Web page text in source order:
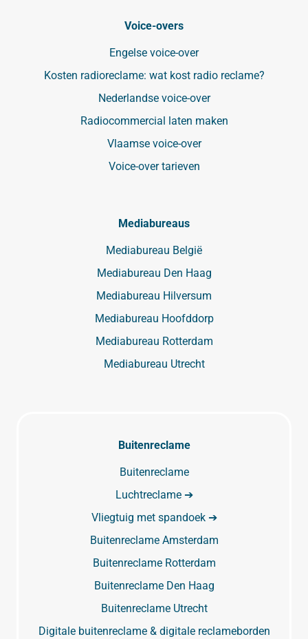
Voice-overs
Engelse voice-over
Kosten radioreclame: wat kost radio reclame?
Nederlandse voice-over
Radiocommercial laten maken
Vlaamse voice-over
Voice-over tarieven
Mediabureaus
Mediabureau België
Mediabureau Den Haag
Mediabureau Hilversum
Mediabureau Hoofddorp
Mediabureau Rotterdam
Mediabureau Utrecht
Buitenreclame
Buitenreclame
Luchtreclame ➔
Vliegtuig met spandoek ➔
Buitenreclame Amsterdam
Buitenreclame Rotterdam
Buitenreclame Den Haag
Buitenreclame Utrecht
Digitale buitenreclame & digitale reclameborden